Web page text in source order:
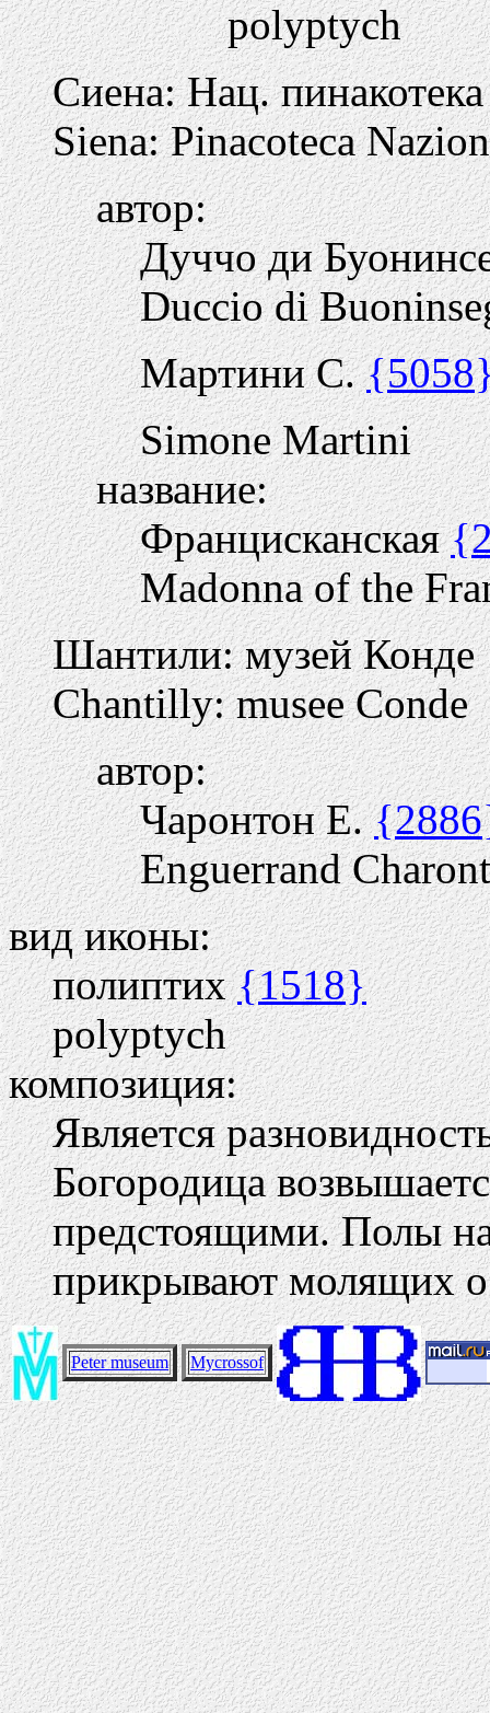
polyptych
Сиена: Нац. пинакотека
Siena: Pinacoteca
автор:
Дуччо ди
Duccio di
Мартини С.
Simone Martini
название:
Францисканская
Madonna of the
Шантили: музей Конде
Chantilly: musee Conde
автор:
Чаронтон Е.
Enguerrand
вид иконы:
полиптих{1518}
polyptych
композиция:
Является
Богородица
предстоящими. Полы
прикрывают молящих
Peter museum Mycrossof